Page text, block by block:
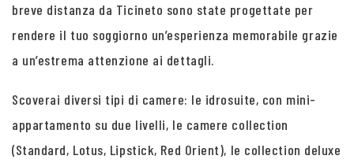
breve distanza da Ticineto sono state progettate per
rendere il tuo soggiorno un’esperienza memorabile grazie
a un’estrema attenzione ai dettagli.
Scoverai diversi tipi di camere: le idrosuite, con mini-
appartamento su due livelli, le camere collection
(Standard, Lotus, Lipstick, Red Orient), le collection deluxe